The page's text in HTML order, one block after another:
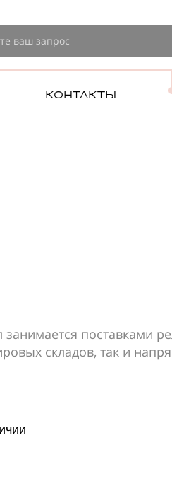
КОНТАКТЫ
поставками
складов, так и